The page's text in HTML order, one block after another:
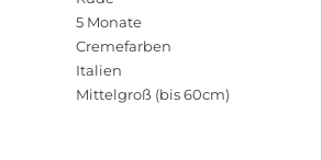
5 Monate
Cremefarben
Italien
Mittelgroß (bis 60cm)